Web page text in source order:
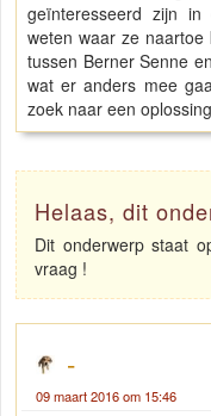
geïnteresseerd zijn
weten waar ze naartoe
tussen Berner Senne
wat er anders mee
zoek naar een
Helaas, dit
Dit onderwerp staat
vraag !
-
09 maart 2016 om 15:46